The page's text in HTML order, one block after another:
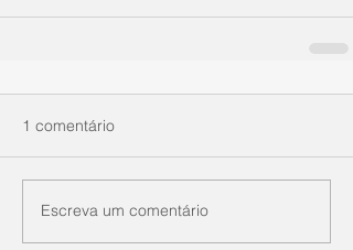
1 comentário
Escreva um comentário